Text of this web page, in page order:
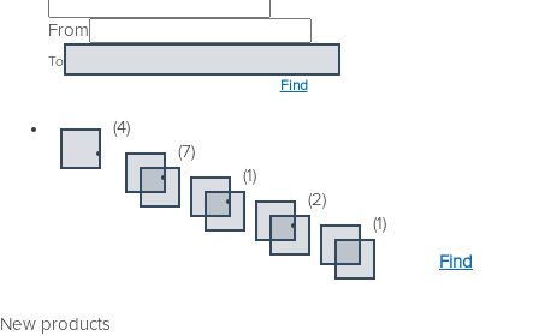
From
To
Find
(4)
(7)
(1)
(2)
(1)
Find
New products